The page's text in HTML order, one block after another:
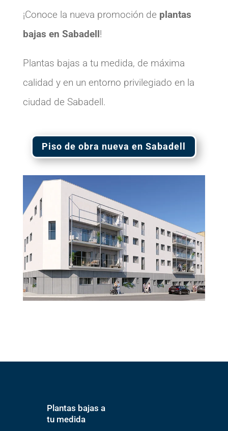
¡Conoce la nueva promoción de plantas
bajas en Sabadell!
Plantas bajas a tu medida, de máxima
calidad y en un entorno privilegiado en la
ciudad de Sabadell.
Piso de obra nueva en Sabadell
Plantas bajas a
tu medida